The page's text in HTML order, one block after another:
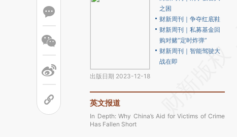
出版日期 2023-12-18
之困
财新周刊｜争夺红底鞋
财新周刊｜私募基金回
购对赌“定时炸弹”
财新周刊｜智能驾驶大
战在即
英文报道
In Depth: Why China’s Aid for Victims of Crime
Has Fallen Short